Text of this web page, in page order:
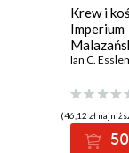
Krew i
Imperium
5
Ian C.
(46,12 zł